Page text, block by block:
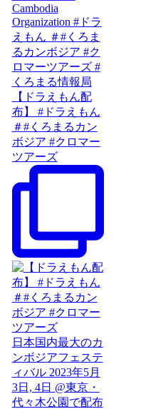
【ドラえもん配
布】 #ドラえもん
＃#くろまるカン
ボジア #クロマー
ツアーズ
日本国内最大のカ
ンボジアフェステ
ィバル 2023年5月
3日, 4日 @東京・
代々木公園で配布